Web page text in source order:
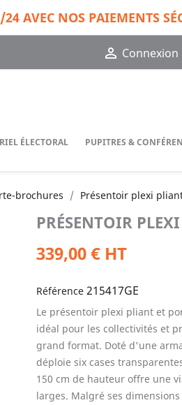
AVEC NOS PAIEMENTS
 Connexion
ÉLECTORAL
PUPITRES &
brochures Présentoir plexi
PRÉSENTOIR
339,00 € HT
Référence 215417GE
Le présentoir plexi pliant et
idéal pour les collectivités et
grand format. Doté d'une
déploie six cases
150 cm de hauteur offre une
larges. Malgré ses